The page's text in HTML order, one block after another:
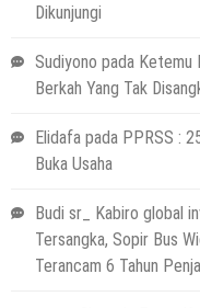
Dikunjungi
Sudiyono pada Ketemu
Berkah Yang Tak
Elidafa pada PPRSS :
Buka Usaha
Budi sr_ Kabiro global
Tersangka, Sopir Bus
Terancam 6 Tahun